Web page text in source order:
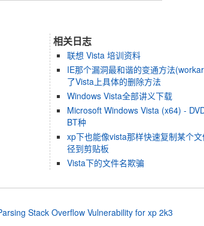
相关日志
联想 Vista 培训资料
IE那个漏洞最和谐的变通方法
了Vista上具体的删除方法
Windows Vista全部讲义下载
Microsoft Windows Vista (x64) -
BT种
xp下也能像vista那样快速复制某个
径到剪贴板
Vista下的文件名欺骗
Stack Overflow Vulnerability for xp 2k3